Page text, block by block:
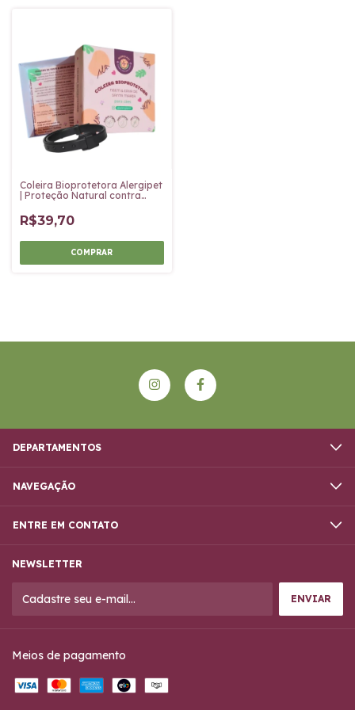
Coleira Bioprotetora Alergipet
| Proteção Natural contra
R$39,70
COMPRAR
DEPARTAMENTOS
NAVEGAÇÃO
ENTRE EM CONTATO
NEWSLETTER
Meios de pagamento